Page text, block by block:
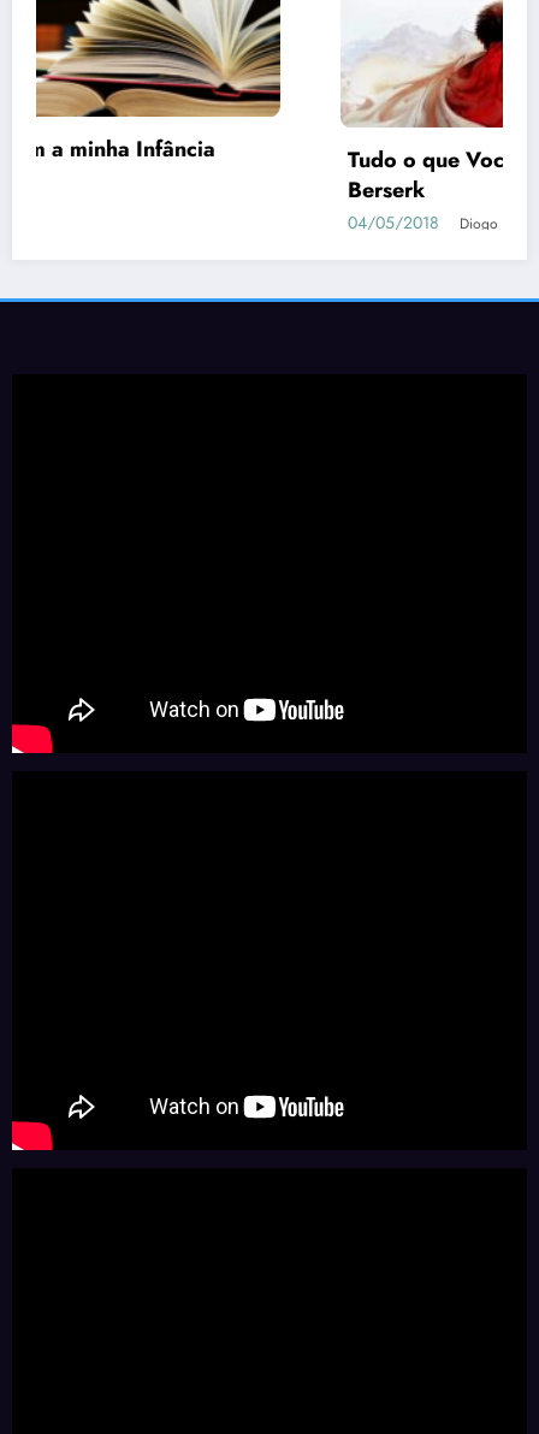
Dead or Alive Xtreme 3 Scarlet | Guia
como Conquistar as Waifus
Geovane Sancini